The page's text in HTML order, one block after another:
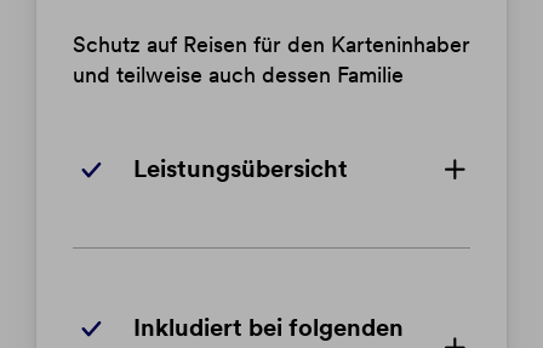
Schutz auf Reisen für den Karteninhaber
und teilweise auch dessen Familie
Leistungsübersicht
Inkludiert bei folgenden